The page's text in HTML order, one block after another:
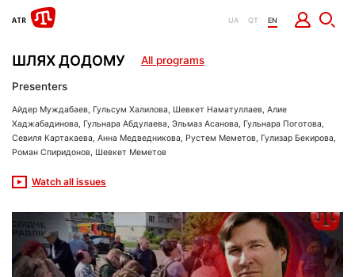
UA QT EN
ШЛЯХ ДОДОМУ All programs
Presenters
Айдер Муждабаев, Гульсум Халилова, Шевкет Наматуллаев, Алие
Хаджабадинова, Гульнара Абдулаева, Эльмаз Асанова, Гульнара Поготова,
Севиля Картакаева, Анна Медведникова, Рустем Меметов, Гулизар Бекирова,
Роман Спиридонов, Шевкет Меметов
Watch all issues